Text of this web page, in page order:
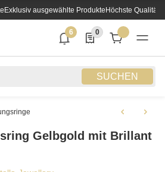
Exklusiv ausgewählte ProdukteHöchste Qualität
SUCHEN
6
6 neue Notifizierungen
0
0 Produkte in der
Gelbgold mit Brillant